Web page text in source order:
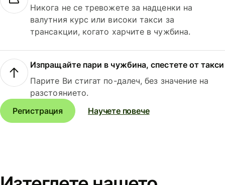
Никога не се тревожете за надценки на
валутния курс или високи такси за
трансакции, когато харчите в чужбина.
Изпращайте пари в чужбина, спестете от такси
Парите Ви стигат по-далеч, без значение на
разстоянието.
Регистрация
Научете повече